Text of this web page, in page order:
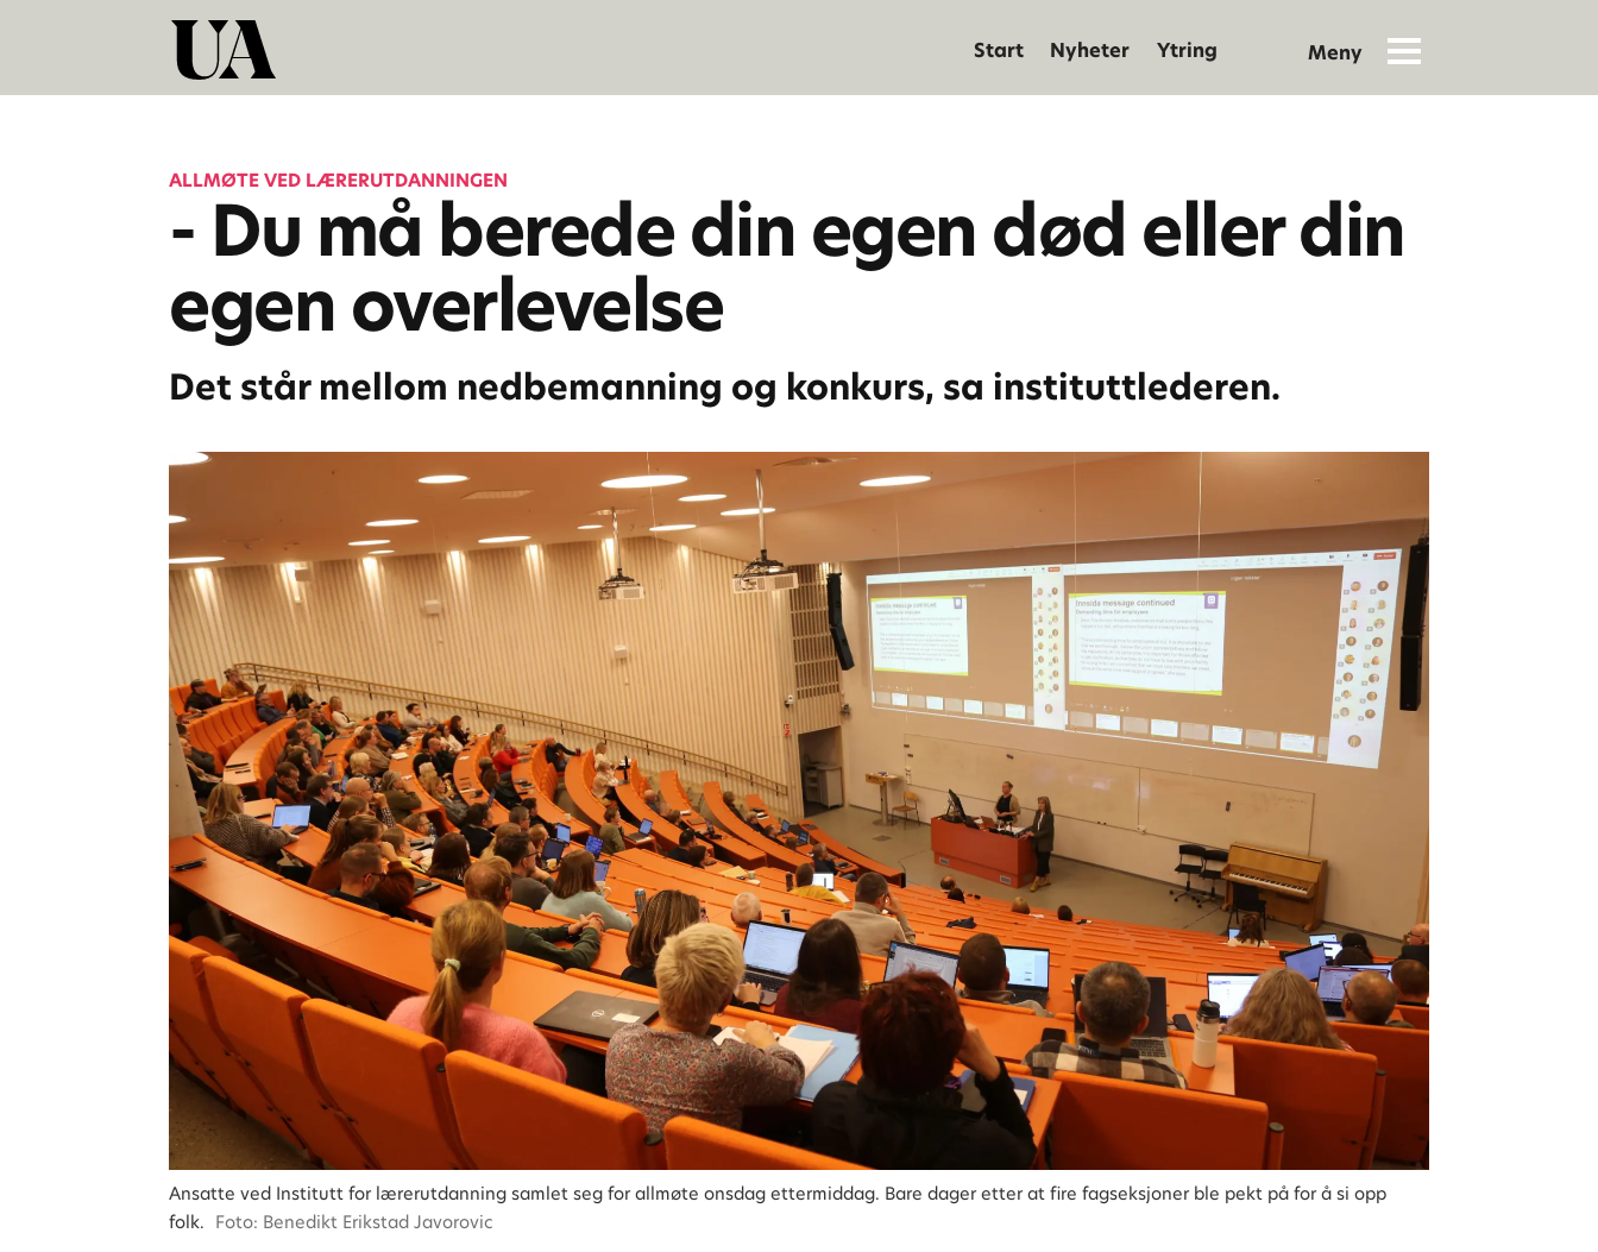
Start Nyheter Ytring
ALLMØTE VED LÆRERUTDANNINGEN
- Du må berede din egen død eller din
egen overlevelse
Det står mellom nedbemanning og konkurs, sa instituttlederen.
Ansatte ved Institutt for lærerutdanning samlet seg for allmøte onsdag ettermiddag. Bare dager etter at fire fagseksjoner ble pekt på for å si opp
folk. Foto: Benedikt Erikstad Javorovic